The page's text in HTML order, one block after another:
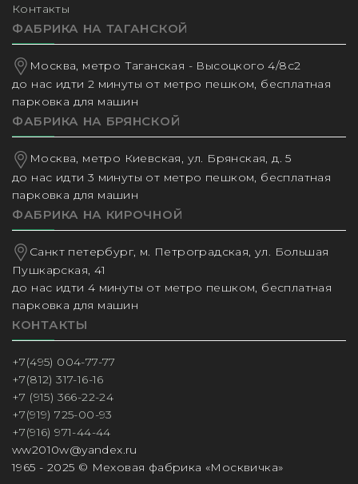
Контакты
ФАБРИКА НА ТАГАНСКОЙ
Москва, метро Таганская - Высоцкого 4/8с2
до нас идти 2 минуты от метро пешком, бесплатная
парковка для машин
ФАБРИКА НА БРЯНСКОЙ
Москва, метро Киевская, ул. Брянская, д. 5
до нас идти 3 минуты от метро пешком, бесплатная
парковка для машин
ФАБРИКА НА КИРОЧНОЙ
Санкт петербург, м. Петроградская, ул. Большая
Пушкарская, 41
до нас идти 4 минуты от метро пешком, бесплатная
парковка для машин
КОНТАКТЫ
+7(495) 004-77-77
+7(812) 317-16-16
+7 (915) 366-22-24
+7(919) 725-00-93
+7(916) 971-44-44
ww2010w@yandex.ru
1965 - 2025 © Меховая фабрика «Москвичка»